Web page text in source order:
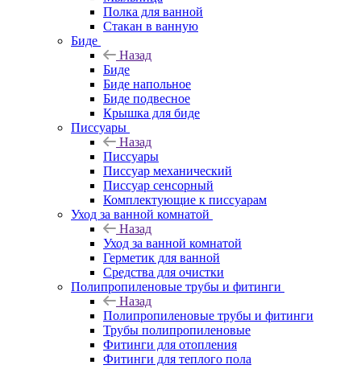
Полка для ванной
Стакан в ванную
Биде
Назад
Биде
Биде напольное
Биде подвесное
Крышка для биде
Писсуары
Назад
Писсуары
Писсуар механический
Писсуар сенсорный
Комплектующие к писсуарам
Уход за ванной комнатой
Назад
Уход за ванной комнатой
Герметик для ванной
Средства для очистки
Полипропиленовые трубы и фитинги
Назад
Полипропиленовые трубы и фитинги
Трубы полипропиленовые
Фитинги для отопления
Фитинги для теплого пола